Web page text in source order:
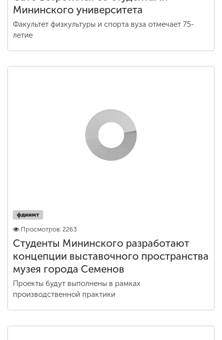
Мининского университета
Факультет физкультуры и спорта вуза отмечает 75-
летие
фдиимт
Просмотров: 2263
Студенты Мининского разработают
концепции выставочного пространства
музея города Семенов
Проекты будут выполнены в рамках
производственной практики